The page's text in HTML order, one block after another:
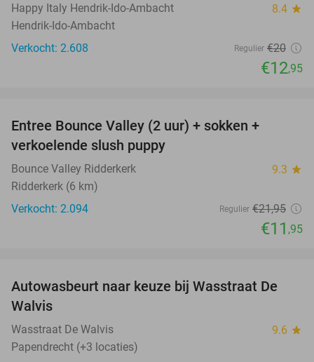
Happy Italy Hendrik-Ido-Ambacht 8.4 star
Hendrik-Ido-Ambacht
Verkocht: 2.608
Regulier €20
€12,95
Entree Bounce Valley (2 uur) + sokken +
verkoelende slush puppy
Bounce Valley Ridderkerk 9.3 star
Ridderkerk (6 km)
Verkocht: 2.094
Regulier €21,95
€11 ,95
29%
Autowasbeurt naar keuze bij Wasstraat De
Walvis
Wasstraat De Walvis 9.6 star
Papendrecht (+3 locaties)